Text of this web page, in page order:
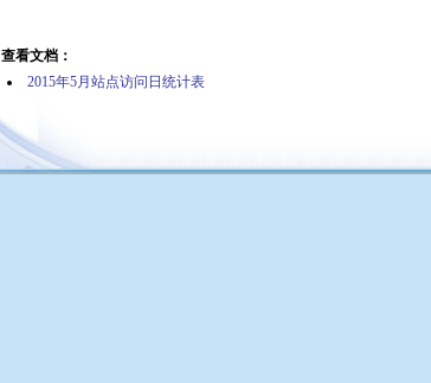
查看文档：
2015年5月站点访问日统计表